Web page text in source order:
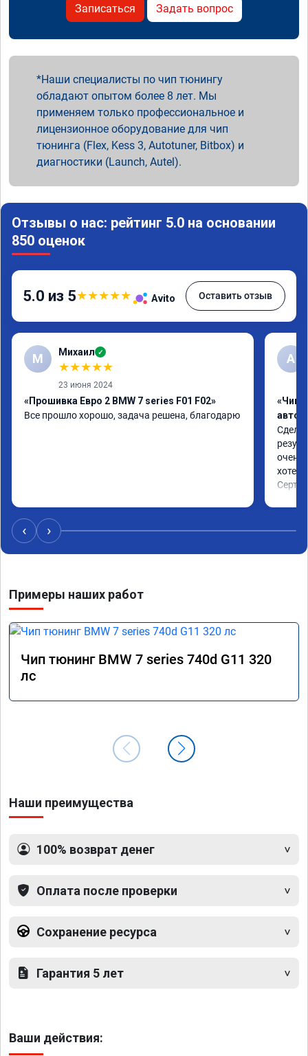
Записаться Задать вопрос
Наши специалисты по чип тюнингу
обладают опытом более 8 лет. Мы
применяем только профессиональное и
лицензионное оборудование для чип
тюнинга (Flex, Kess 3, Autotuner, Bitbox) и
диагностики (Launch, Autel).
Отзывы о нас: рейтинг 5.0 на основании
850 оценок
5.0 из 5★★★★★ Avito Оставить отзыв
М Михаил ✓
★★★★★
23 июня 2024
«Прошивка Евро 2 BMW 7 series F01 F02»
Все прошло хорошо, задача решена, благодарю
A
«Чип
очень
хотел.
‹ ›
Примеры наших работ
Чип тюнинг BMW 7 series 740d G11 320
лс
Наши преимущества
100% возврат денег
Оплата после проверки
Сохранение ресурса
Гарантия 5 лет
Ваши действия: